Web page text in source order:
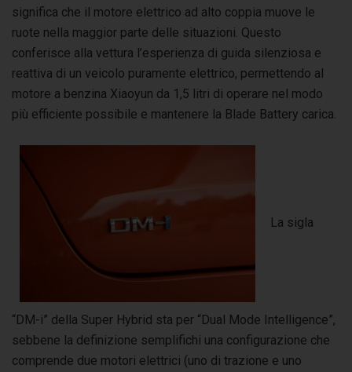
significa che il motore elettrico ad alto coppia muove le
ruote nella maggior parte delle situazioni. Questo
conferisce alla vettura l’esperienza di guida silenziosa e
reattiva di un veicolo puramente elettrico, permettendo al
motore a benzina Xiaoyun da 1,5 litri di operare nel modo
più efficiente possibile e mantenere la Blade Battery carica.
La sigla
“DM-i” della Super Hybrid sta per “Dual Mode Intelligence”,
sebbene la definizione semplifichi una configurazione che
comprende due motori elettrici (uno di trazione e uno